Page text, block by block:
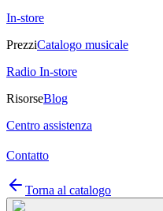
In-store
PrezziCatalogo musicale
Radio In-store
RisorseBlog
Centro assistenza
Contatto
Torna al catalogo